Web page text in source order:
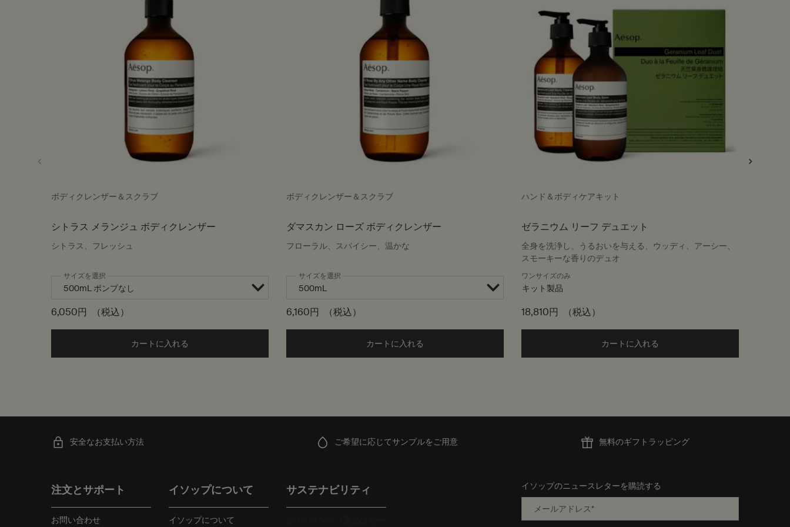
ボディクレンザー＆スクラブ
シトラス メランジュ ボディクレンザー
シトラス、フレッシュ
サイズを選択
6,050円 （税込）
カートに入れる Add the シトラス メランジュ ボディクレンザー to cart
ボディクレンザー＆スクラブ
ダマスカン ローズ ボディクレンザー
フローラル、スパイシー、温かな
サイズを選択
6,160円 （税込）
カートに入れる Add the ダマスカン ローズ ボディクレンザー to cart
ハンド＆ボディケアキット
ゼラニウム リーフ デュエット
全身を洗浄し、うるおいを与える、ウッディ、アーシー、
スモーキーな香りのデュオ
ワンサイズのみ
キット製品
18,810円 （税込）
カートに入れる
安全なお支払い方法 ご希望に応じてサンプルをご用意 無料のギフトラッピング
注文とサポート
お問い合わせ
イソップについて
イソップについて
サステナビリティ イソップのニュースレターを購読する
メールアドレス*